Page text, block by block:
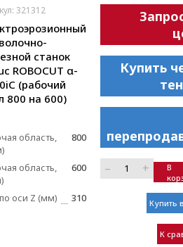
321312
станок
ROBOCUT α-
(рабочий
800 на 600)
область,
800
область,
600
оси Z (мм) 310
Купить
– +
В
Купить
К